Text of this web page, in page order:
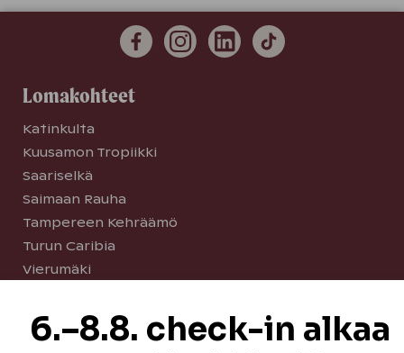
Lomakohteet
Katinkulta
Kuusamon Tropiikki
Saariselkä
Saimaan Rauha
Tampereen Kehräämö
Turun Caribia
Vierumäki
Loma-asuntokohteet